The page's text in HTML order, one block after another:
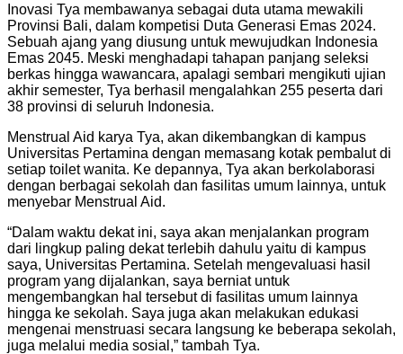
Inovasi Tya membawanya sebagai duta utama mewakili
Provinsi Bali, dalam kompetisi Duta Generasi Emas 2024.
Sebuah ajang yang diusung untuk mewujudkan Indonesia
Emas 2045. Meski menghadapi tahapan panjang seleksi
berkas hingga wawancara, apalagi sembari mengikuti ujian
akhir semester, Tya berhasil mengalahkan 255 peserta dari
38 provinsi di seluruh Indonesia.
Menstrual Aid karya Tya, akan dikembangkan di kampus
Universitas Pertamina dengan memasang kotak pembalut di
setiap toilet wanita. Ke depannya, Tya akan berkolaborasi
dengan berbagai sekolah dan fasilitas umum lainnya, untuk
menyebar Menstrual Aid.
“Dalam waktu dekat ini, saya akan menjalankan program
dari lingkup paling dekat terlebih dahulu yaitu di kampus
saya, Universitas Pertamina. Setelah mengevaluasi hasil
program yang dijalankan, saya berniat untuk
mengembangkan hal tersebut di fasilitas umum lainnya
hingga ke sekolah. Saya juga akan melakukan edukasi
mengenai menstruasi secara langsung ke beberapa sekolah,
juga melalui media sosial,” tambah Tya.